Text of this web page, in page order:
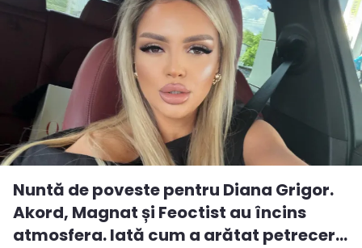
Nuntă de poveste pentru Diana Grigor.
Akord, Magnat și Feoctist au încins
atmosfera. Iată cum a arătat petrecer...